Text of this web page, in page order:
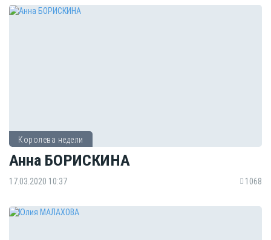
Королева недели
Анна БОРИСКИНА
17.03.2020 10:37 1068